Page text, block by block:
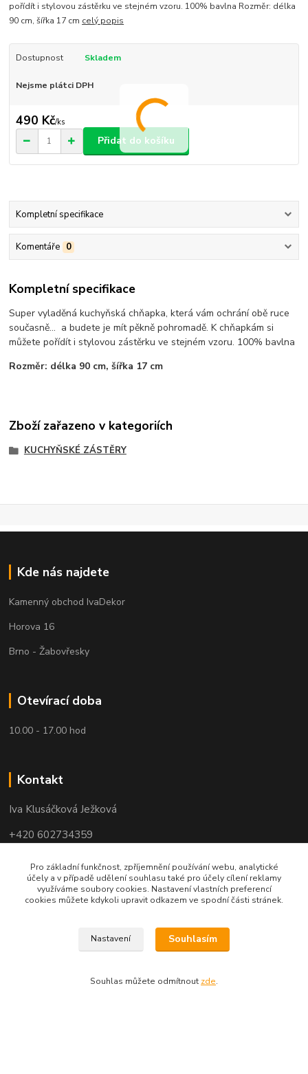
pořídít i stylovou zástěrku ve stejném vzoru. 100% bavlna Rozměr: délka
90 cm, šířka 17 cm celý popis
Dostupnost Skladem
Nejsme plátci DPH
490 Kč/ks
Přidat do košíku
Kompletní specifikace
Komentáře 0
Kompletní specifikace
Super vyladěná kuchyňská chňapka, která vám ochrání obě ruce
současně... a budete je mít pěkně pohromadě. K chňapkám si
můžete pořídít i stylovou zástěrku ve stejném vzoru. 100% bavlna
Rozměr: délka 90 cm, šířka 17 cm
Zboží zařazeno v kategoriích
KUCHYŇSKÉ ZÁSTĚRY
Kde nás najdete
Kamenný obchod IvaDekor
Horova 16
Brno - Žabovřesky
Otevírací doba
10.00 - 17.00 hod
Kontakt
Iva Klusáčková Ježková
+420 602734359
(po-pá 10.00-17.00hod)
iva@ivadekor.cz
Pro základní funkčnost, zpříjemnění používání webu, analytické
účely a v případě udělení souhlasu také pro účely cílení reklamy
využíváme soubory cookies. Nastavení vlastních preferencí
cookies můžete kdykoli upravit odkazem ve spodní části stránek.
Nastavení Souhlasím
Souhlas můžete odmítnout zde.